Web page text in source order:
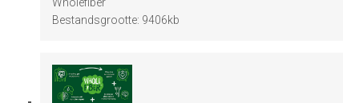
Bestandsgrootte: 9406kb